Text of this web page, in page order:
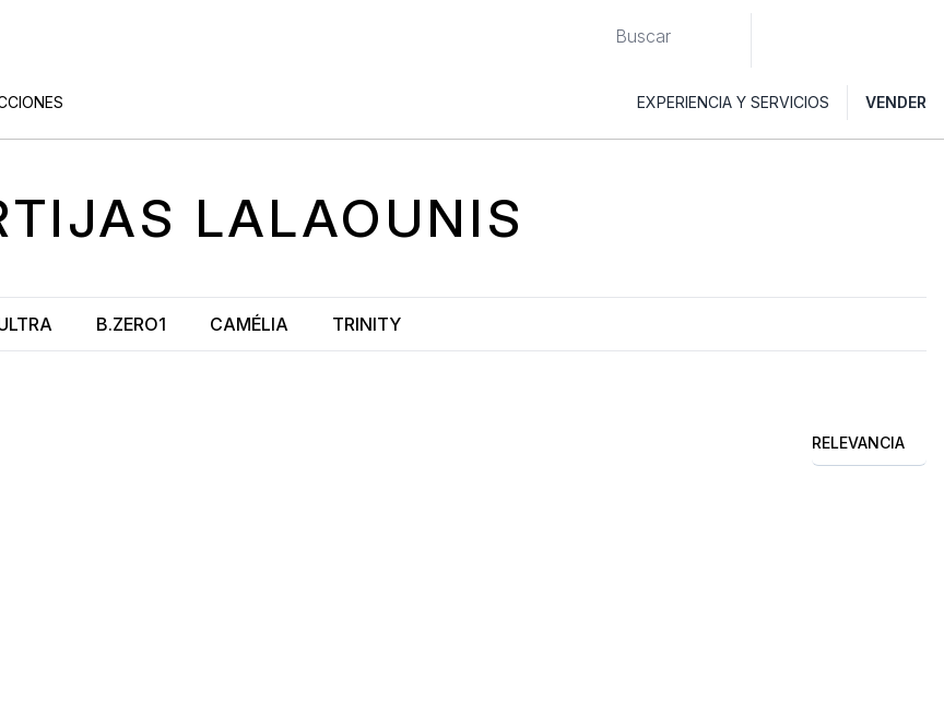
EXPERIENCIA Y SERVICIOS VENDER
LALAOUNIS
B.ZERO1 CAMÉLIA TRINITY
RELEVANCIA